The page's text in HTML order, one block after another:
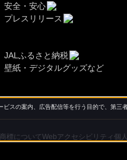
安全・安心
プレスリリース
JALふるさと納税
壁紙・デジタルグッズなど
商標についてWebアクセシビリティ 個
スの案内、広告配信等を行う目的で、第